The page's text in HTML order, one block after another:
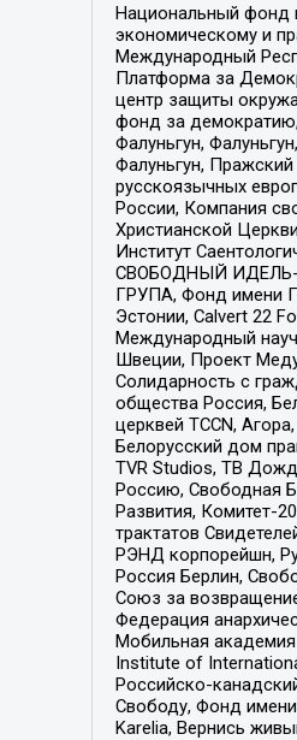
Национальный фонд
экономическому и
Международный
Платформа за
центр защиты
фонд за
Фалуньгун,
Фалуньгун,
русскоязычных
России, Компания
Христианской
Институт
СВОБОДНЫЙ ИДЕЛЬ-
ГРУПА, Фонд имени
Эстонии, Calvert 22
Международный
Швеции, Проект
Солидарность с
общества Россия,
церквей TCCN,
Белорусский дом
TVR Studios, ТВ
Россию, Свободная
Развития, Комитет-
трактатов
РЭНД корпорейшн,
Россия Берлин,
Союз за
Федерация
Мобильная
Institute of
Российско-
Свободу, Фонд
Karelia, Вернись